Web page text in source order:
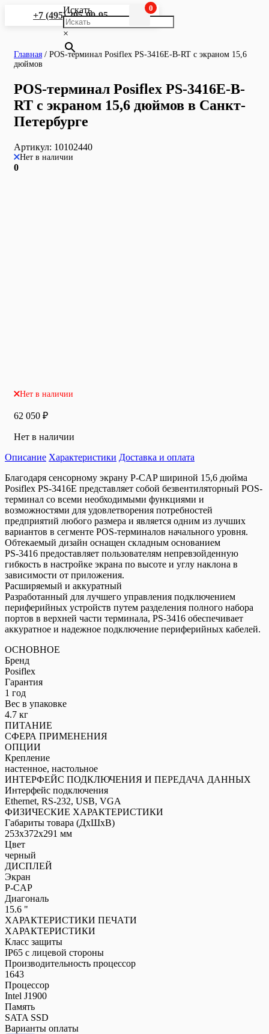
+7 (495) 295-90-95
Искать
×
0
Главная / POS-терминал Posiflex PS-3416E-B-RT с экраном 15,6
дюймов
POS-терминал Posiflex PS-3416E-B-
RT с экраном 15,6 дюймов в Санкт-
Петербурге
Артикул: 10102440
Нет в наличии
0
Нет в наличии
62 050 ₽
Нет в наличии
Описание Характеристики Доставка и оплата
Благодаря сенсорному экрану P-CAP шириной 15,6 дюйма
Posiflex PS-3416E представляет собой безвентиляторный POS-
терминал со всеми необходимыми функциями и
возможностями для удовлетворения потребностей
предприятий любого размера и является одним из лучших
вариантов в сегменте POS-терминалов начального уровня.
Обтекаемый дизайн оснащен складным основанием
PS-3416 предоставляет пользователям непревзойденную
гибкость в настройке экрана по высоте и углу наклона в
зависимости от приложения.
Расширяемый и аккуратный
Разработанный для лучшего управления подключением
периферийных устройств путем разделения полного набора
портов в верхней части терминала, PS-3416 обеспечивает
аккуратное и надежное подключение периферийных кабелей.
ОСНОВНОЕ
Бренд
Posiflex
Гарантия
1 год
Вес в упаковке
4.7 кг
ПИТАНИЕ
СФЕРА ПРИМЕНЕНИЯ
ОПЦИИ
Крепление
настенное, настольное
ИНТЕРФЕЙС ПОДКЛЮЧЕНИЯ И ПЕРЕДАЧА ДАННЫХ
Интерфейс подключения
Ethernet, RS-232, USB, VGA
ФИЗИЧЕСКИЕ ХАРАКТЕРИСТИКИ
Габариты товара (ДxШxВ)
253x372x291 мм
Цвет
черный
ДИСПЛЕЙ
Экран
P-CAP
Диагональ
15.6 "
ХАРАКТЕРИСТИКИ ПЕЧАТИ
ХАРАКТЕРИСТИКИ
Класс защиты
IP65 с лицевой стороны
Производительность процессор
1643
Процессор
Intel J1900
Память
SATA SSD
Варианты оплаты